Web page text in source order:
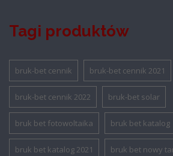
Tagi produktów
bruk-bet cennik bruk-bet cennik 2021
bruk-bet cennik 2022 bruk-bet solar
bruk bet fotowoltaika bruk bet katalog
bruk bet katalog 2021 bruk bet nowy